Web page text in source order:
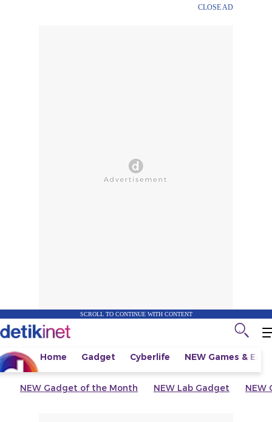
CLOSE AD
SCROLL TO CONTINUE WITH CONTENT
Home Gadget Cyberlife NEW Games &
NEW Gadget of the Month NEW Lab Gadget NEW